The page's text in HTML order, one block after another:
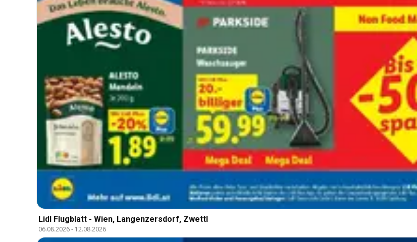
Lidl Flugblatt - Wien, Langenzersdorf, Zwettl
06.08.2026- 12.08.2026